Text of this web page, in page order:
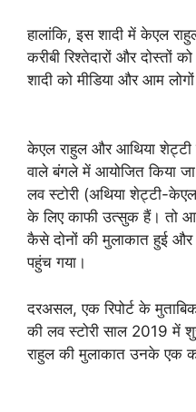
हालांकि, इस शादी में केएल
करीबी रिश्तेदारों और दोस्तों
शादी को मीडिया और आम
केएल राहुल और आथिया शेट्टी
वाले बंगले में आयोजित किया
लव स्टोरी (अथिया शेट्टी-
के लिए काफी उत्सुक हैं। तो
कैसे दोनों की मुलाकात हुई और
पहुंच गया।
दरअसल, एक रिपोर्ट के
की लव स्टोरी साल 2019 में
राहुल की मुलाकात उनके एक